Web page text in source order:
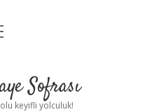
Sofrası
keyifli yolculuk!